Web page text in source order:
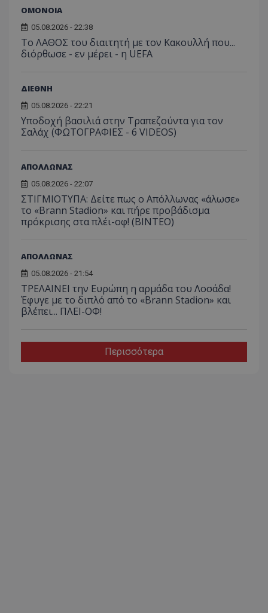
ΟΜΟΝΟΙΑ
05.08.2026 - 22:38
Το ΛΑΘΟΣ του διαιτητή με τον Κακουλλή που...
διόρθωσε - εν μέρει - η UEFA
ΔΙΕΘΝΗ
05.08.2026 - 22:21
Υποδοχή βασιλιά στην Τραπεζούντα για τον
Σαλάχ (ΦΩΤΟΓΡΑΦΙΕΣ - 6 VIDEOS)
ΑΠΟΛΛΩΝΑΣ
05.08.2026 - 22:07
ΣΤΙΓΜΙΟΤΥΠΑ: Δείτε πως ο Απόλλωνας «άλωσε»
το «Brann Stadion» και πήρε προβάδισμα
πρόκρισης στα πλέι-οφ! (ΒΙΝΤΕΟ)
ΑΠΟΛΛΩΝΑΣ
05.08.2026 - 21:54
ΤΡΕΛΑΙΝΕΙ την Ευρώπη η αρμάδα του Λοσάδα!
Έφυγε με το διπλό από το «Brann Stadion» και
βλέπει... ΠΛΕΙ-ΟΦ!
Περισσότερα